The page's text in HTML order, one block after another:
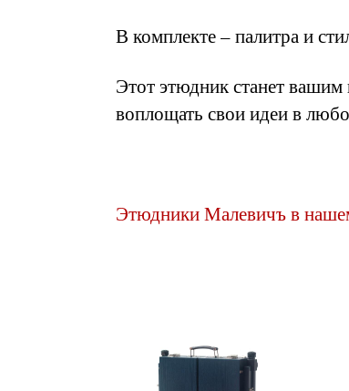
В комплекте – палитра и
Этот этюдник станет
воплощать свои идеи в
Этюдники Малевичъ в